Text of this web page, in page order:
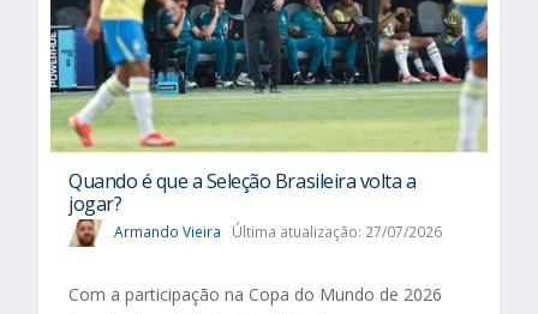
Quando é que a Seleção Brasileira volta a
jogar?
Armando Vieira Última atualização: 27/07/2026
Com a participação na Copa do Mundo de 2026